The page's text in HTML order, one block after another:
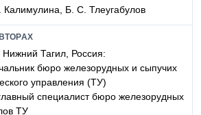
Калимулина, Б. С. Тлеугабулов
Тагил, Россия:
бюро железорудных и сыпучих
управления (ТУ)
главный специалист бюро железорудных
ТУ